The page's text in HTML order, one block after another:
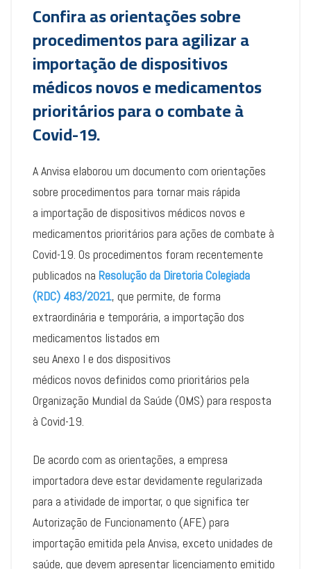
Confira as orientações sobre
procedimentos para agilizar a
importação de dispositivos
médicos novos e medicamentos
prioritários para o combate à
Covid-19.
A Anvisa elaborou um documento com orientações
sobre procedimentos para tornar mais rápida
a importação de dispositivos médicos novos e
medicamentos prioritários para ações de combate à
Covid-19. Os procedimentos foram recentemente
publicados na Resolução da Diretoria Colegiada
(RDC) 483/2021, que permite, de forma
extraordinária e temporária, a importação dos
medicamentos listados em
seu Anexo I e dos dispositivos
médicos novos definidos como prioritários pela
Organização Mundial da Saúde (OMS) para resposta
à Covid-19.
De acordo com as orientações, a empresa
importadora deve estar devidamente regularizada
para a atividade de importar, o que significa ter
Autorização de Funcionamento (AFE) para
importação emitida pela Anvisa, exceto unidades de
saúde, que devem apresentar licenciamento emitido